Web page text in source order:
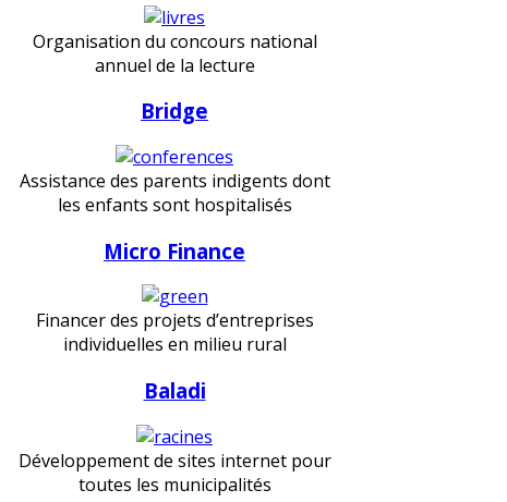
Organisation du concours national
annuel de la lecture
Bridge
Assistance des parents indigents dont
les enfants sont hospitalisés
Micro Finance
Financer des projets d’entreprises
individuelles en milieu rural
Baladi
Développement de sites internet pour
toutes les municipalités